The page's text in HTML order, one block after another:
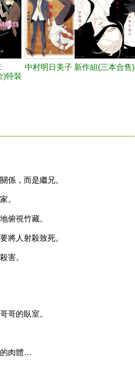
)特裝
中村明日美子 新作組(三本合售)
，而是繼兄。
。
視竹藏。
人射殺致死。
害。
的臥室。
肉體…